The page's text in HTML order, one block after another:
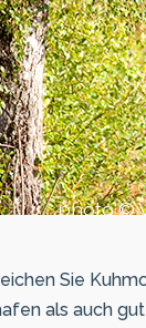
photo ©
Sie
als auch